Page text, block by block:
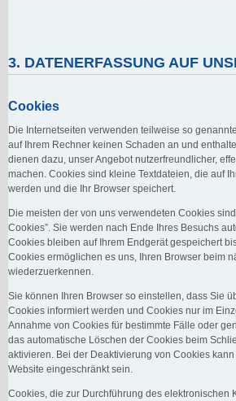
3. DATENERFASSUNG AUF
Cookies
Die Internetseiten verwenden teilweise so
auf Ihrem Rechner keinen Schaden an und
dienen dazu, unser Angebot nutzerfreundlicher,
machen. Cookies sind kleine Textdateien, die auf
werden und die Ihr Browser speichert.
Die meisten der von uns verwendeten Cookies
Cookies”. Sie werden nach Ende Ihres Besuchs
Cookies bleiben auf Ihrem Endgerät gespeichert
Cookies ermöglichen es uns, Ihren Browser beim
wiederzuerkennen.
Sie können Ihren Browser so einstellen, dass Sie
Cookies informiert werden und Cookies nur im
Annahme von Cookies für bestimmte Fälle oder
das automatische Löschen der Cookies beim
aktivieren. Bei der Deaktivierung von Cookies
Website eingeschränkt sein.
Cookies, die zur Durchführung des elektronischen